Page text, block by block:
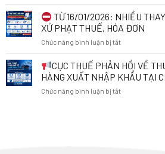
ĐIỀU
CẦN
TỪ
SỐ
THUẾ
BẢO
QUYỀN
LỢI
THÁO
TỪ
NGÀY
01/7/2026:
DOANH
XUẤT
KHẨU
LƯU
TỪ 16/01/2026: NHIỀU
XỬ PHẠT THUẾ, HÓA ĐƠN
Chức năng bình luận bị tắtở
TỪ
16/01/2026:
NHIỀU
THAY
CỤC THUẾ PHẢN HỒI VỀ
HÀNG XUẤT NHẬP KHẨU TẠI
Chức năng bình luận bị tắtở